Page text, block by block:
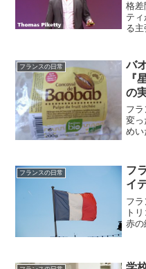
格
テ
る
し
も
フランスの日常
バ
『
の
フラ
変っ
めい
な
ば
フランスの日常
フ
イ
フ
ト
赤の